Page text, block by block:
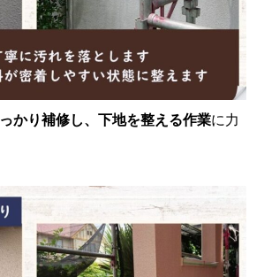
かり補修し、下地を整える作業に力